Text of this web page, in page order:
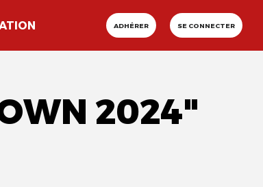
ADHÉRER SE CONNECTER
2024"